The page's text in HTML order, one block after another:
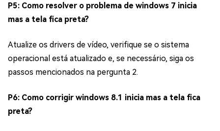
P5: Como resolver o problema de windows 7 inicia
mas a tela fica preta?
Atualize os drivers de vídeo, verifique se o sistema
operacional está atualizado e, se necessário, siga os
passos mencionados na pergunta 2.
P6: Como corrigir windows 8.1 inicia mas a tela fica
preta?